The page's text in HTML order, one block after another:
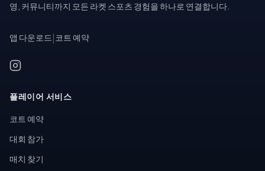
영, 커뮤니티까지 모든 라켓 스포츠 경험을 하나로 연결합니다.
앱 다운로드 코트 예약
플레이어 서비스
코트 예약
대회 참가
매치 찾기